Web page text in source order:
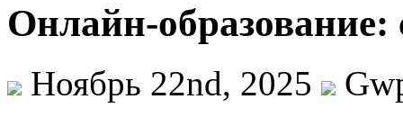
Онлайн-образование:
Ноябрь 22nd, 2025